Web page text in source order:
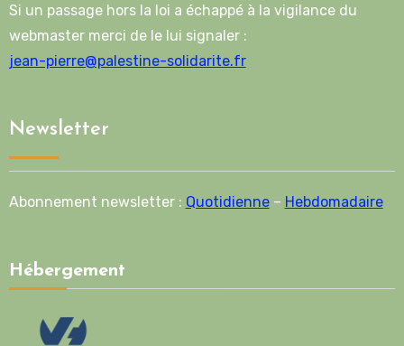
Si un passage hors la loi a échappé à la vigilance du
webmaster merci de le lui signaler :
jean-pierre@palestine-solidarite.fr
Newsletter
Abonnement newsletter : Quotidienne– Hebdomadaire
Hébergement